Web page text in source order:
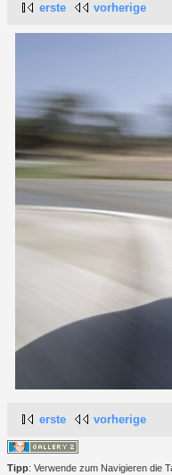
erste vorherige
erste vorherige
Tipp: Verwende zum Navigieren die